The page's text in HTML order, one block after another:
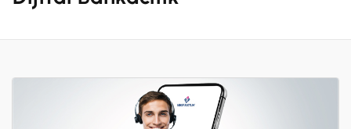
Hesaplar
Finansmanlar